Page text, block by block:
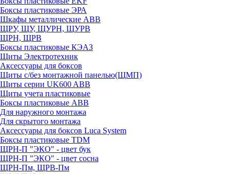
Боксы пластиковые ЭРА
Шкафы металлические ABB
ЩРУ, ЩУ, ЩУРН, ЩУРВ
ЩРН, ЩРВ
Боксы пластиковые КЭАЗ
Щиты Электротехник
Аксессуары для боксов
Щиты с/без монтажной панелью(ЩМП)
Щиты серии UK600 ABB
Щиты учета пластиковые
Боксы пластиковые ABB
Для наружного монтажа
Для скрытого монтажа
Аксессуары для боксов Luca System
Боксы пластиковые TDM
ЩРН-П "ЭКО" - цвет бук
ЩРН-П "ЭКО" - цвет сосна
ЩРН-Пм, ЩРВ-Пм